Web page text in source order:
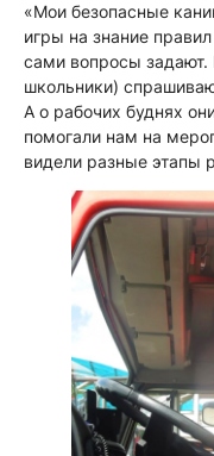
«Мои безопасные
игры на знание
сами вопросы
школьники)
А о рабочих буднях
помогали нам на
видели разные этапы